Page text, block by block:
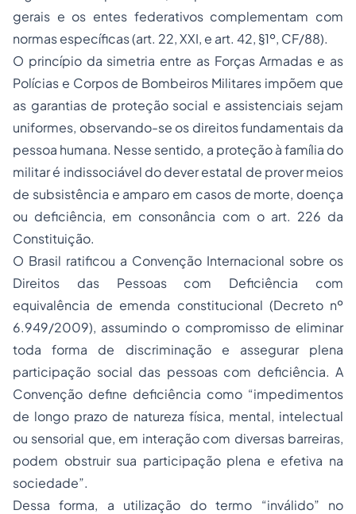
gerais e os entes federativos complementam com
normas específicas (art. 22, XXI, e art. 42, §1º, CF/88).
O princípio da simetria entre as Forças Armadas e as
Polícias e Corpos de Bombeiros Militares impõem que
as garantias de proteção social e assistenciais sejam
uniformes, observando-se os direitos fundamentais da
pessoa humana. Nesse sentido, a proteção à família do
militar é indissociável do dever estatal de prover meios
de subsistência e amparo em casos de morte, doença
ou deficiência, em consonância com o art. 226 da
Constituição.
O Brasil ratificou a Convenção Internacional sobre os
Direitos das Pessoas com Deficiência com
equivalência de emenda constitucional (Decreto nº
6.949/2009), assumindo o compromisso de eliminar
toda forma de discriminação e assegurar plena
participação social das pessoas com deficiência. A
Convenção define deficiência como “impedimentos
de longo prazo de natureza física, mental, intelectual
ou sensorial que, em interação com diversas barreiras,
podem obstruir sua participação plena e efetiva na
sociedade”.
Dessa forma, a utilização do termo “inválido” no